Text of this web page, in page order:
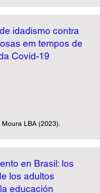
idadismo contra
em tempos de
Covid-19
LBA (2023).
en Brasil: los
los adultos
educación